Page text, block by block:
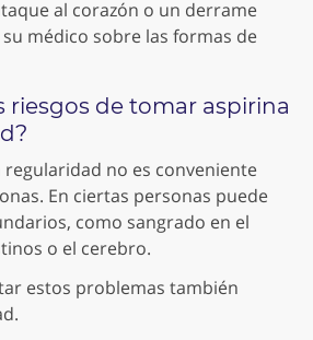
al corazón o un derrame
médico sobre las formas de
riesgos de tomar aspirina
no es conveniente
En ciertas personas puede
como sangrado en el
o el cerebro.
estos problemas también